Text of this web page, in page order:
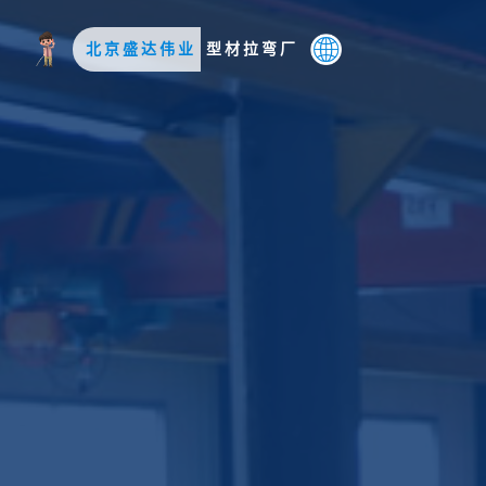
北京盛达伟业 型材拉弯厂